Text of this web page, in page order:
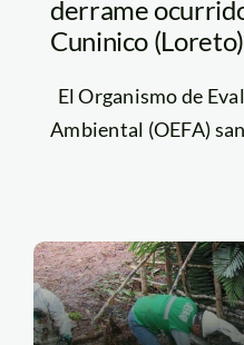
derrame
Cuninico (Loreto)
El Organismo de
Ambiental (OEFA)